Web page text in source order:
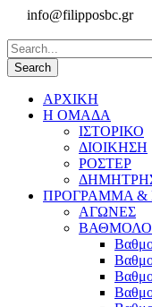
info@filipposbc.gr
ΑΡΧΙΚΗ
Η ΟΜΑΔΑ
ΙΣΤΟΡΙΚΟ
ΔΙΟΙΚΗΣΗ
ΡΟΣΤΕΡ
ΔΗΜΗΤΡΗΣ
ΠΡΟΓΡΑΜΜΑ &
ΑΓΩΝΕΣ